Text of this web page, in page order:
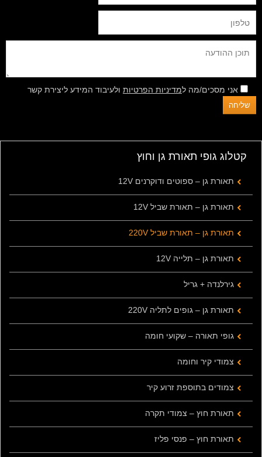
אני מסכים/מה למדיניות הפרטיות ולעיבוד המידע ליצירת קשר
קטלוג גופי תאורת גן וחוץ
תאורת גן – ספוטים ודוקרנים 12V
תאורת גן – תאורת שביל 12V
תאורת גן – תאורת שביל 220V
תאורת גן – תלייה 12V
גירלנדה + גריל
תאורת גן – גופים לתליה 220V
גופי תאורה – שקועי חומה
צמודי קיר וחומה
צמודים בתוספת זרוע קיר
תאורת חוץ – צמודי תקרה
תאורת חוץ – פנסי פליז